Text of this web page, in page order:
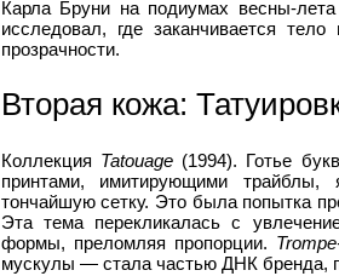
Карла Бруни на подиумах весны-
исследовал, где заканчивается
прозрачности.
Вторая кожа:
Коллекция Tatouage(1994). Готье
принтами, имитирующими трайблы,
тончайшую сетку. Это была попытка
Эта тема перекликалась с
формы, преломляя пропорции.
мускулы — стала частью ДНК бренда,